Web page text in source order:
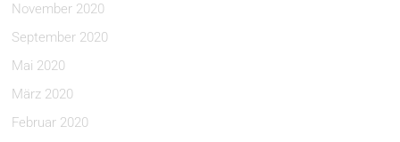
November 2020
September 2020
Mai 2020
März 2020
Februar 2020